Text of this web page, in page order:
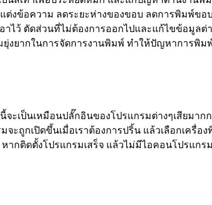
ต่งข้อความ ลดระยะห่างของขอบ ลดการพิมพ์ข
าไว้ ตัดส่วนที่ไม่ต้องการออกไปและแก้ไขข้อมูล
ยุ่งยากในการจัดการงานพิมพ์ ทำให้ปัญหาการพิ
จะเป็นเหมือนปลั๊กอินของโปรแกรมต่างๆเสียมาก
จะถูกเปิดขึ้นเมื่อเราต้องการปริ้น แล้วเลือกเครื่อ
ากติดตั้งโปรแกรมเสร็จ แล้วไม่มีไอคอนโปรแก